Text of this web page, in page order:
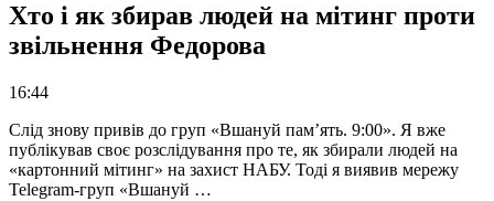
Хто і як збирав людей на мітинг проти
звільнення Федорова
16:44
Слід знову привів до груп «Вшануй пам’ять. 9:00». Я вже
публікував своє розслідування про те, як збирали людей на
«картонний мітинг» на захист НАБУ. Тоді я виявив мережу
Telegram-груп «Вшануй …